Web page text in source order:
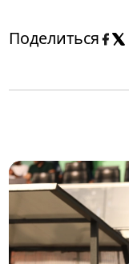
Поделиться